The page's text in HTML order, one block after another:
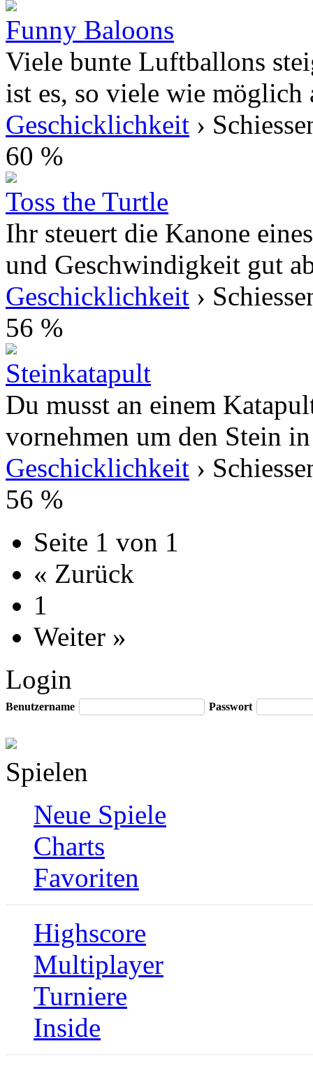
Funny Baloons
Viele bunte Luftballons
ist es, so viele wie möglich
Geschicklichkeit ›
60 %
Toss the Turtle
Ihr steuert die Kanone
und Geschwindigkeit gut
Geschicklichkeit ›
56 %
Steinkatapult
Du musst an einem
vornehmen um den Stein
Geschicklichkeit ›
56 %
Seite 1 von 1
« Zurück
1
Weiter »
Login
Benutzername Passwort
Spielen
Neue Spiele
Charts
Favoriten
Highscore
Multiplayer
Turniere
Inside